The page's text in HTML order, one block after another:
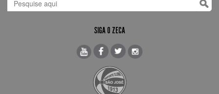
SIGA O ZECA